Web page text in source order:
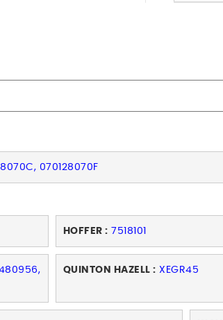
070128070F
HOFFER : 7518101
QUINTON HAZELL : XEGR45